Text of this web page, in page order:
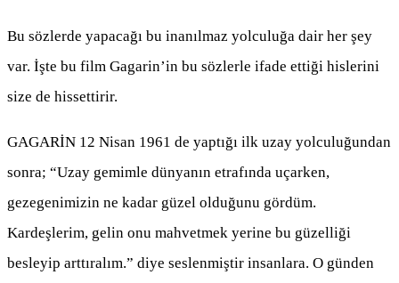
Bu sözlerde yapacağı bu inanılmaz yolculuğa dair her şey
var. İşte bu film Gagarin’in bu sözlerle ifade ettiği hislerini
size de hissettirir.
GAGARİN 12 Nisan 1961 de yaptığı ilk uzay yolculuğundan
sonra; “Uzay gemimle dünyanın etrafında uçarken,
gezegenimizin ne kadar güzel olduğunu gördüm.
Kardeşlerim, gelin onu mahvetmek yerine bu güzelliği
besleyip arttıralım.” diye seslenmiştir insanlara. O günden